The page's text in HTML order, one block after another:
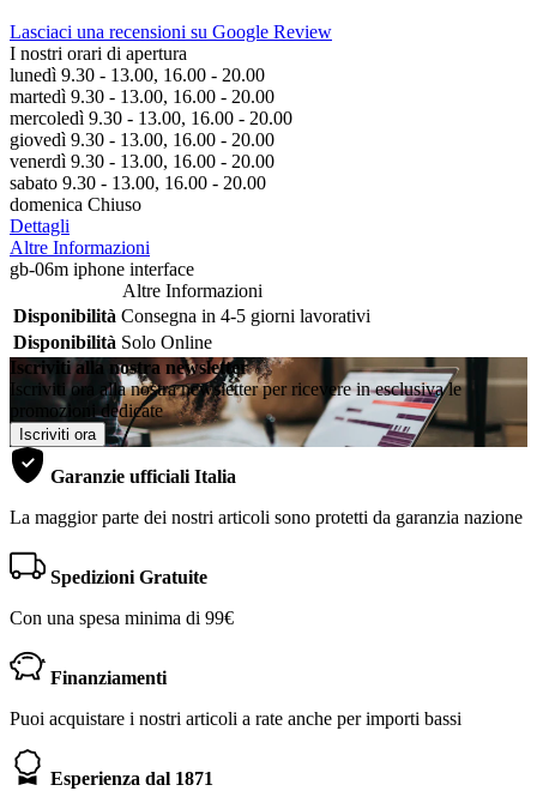
Lasciaci una recensioni su Google Review
I nostri orari di apertura
lunedì 9.30 - 13.00, 16.00 - 20.00
martedì 9.30 - 13.00, 16.00 - 20.00
mercoledì 9.30 - 13.00, 16.00 - 20.00
giovedì 9.30 - 13.00, 16.00 - 20.00
venerdì 9.30 - 13.00, 16.00 - 20.00
sabato 9.30 - 13.00, 16.00 - 20.00
domenica Chiuso
Dettagli
Altre Informazioni
gb-06m iphone interface
Altre Informazioni
Disponibilità Consegna in 4-5 giorni lavorativi
Disponibilità Solo Online
Iscriviti alla nostra newsletter
Iscriviti ora alla nostra newsletter per ricevere in esclusiva le
promozioni dedicate
Iscriviti ora
Garanzie ufficiali Italia
La maggior parte dei nostri articoli sono protetti da garanzia nazione
Spedizioni Gratuite
Con una spesa minima di 99€
Finanziamenti
Puoi acquistare i nostri articoli a rate anche per importi bassi
Esperienza dal 1871